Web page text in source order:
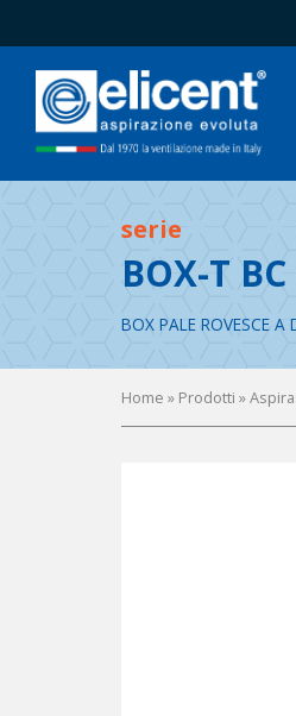
serie
BOX-T BC
BOX PALE ROVESCE A
Home » Prodotti »